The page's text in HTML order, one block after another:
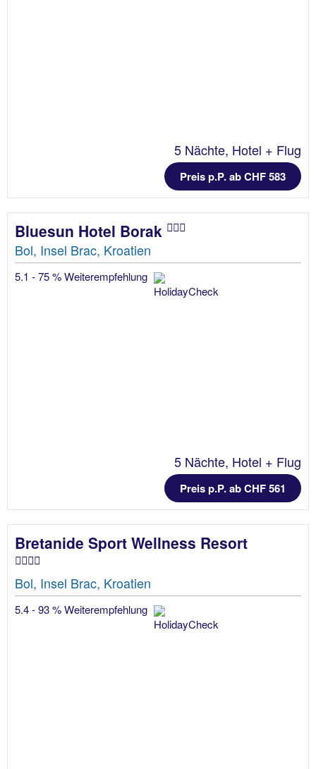
5 Nächte, Hotel + Flug
Preis p.P. ab CHF 583
Bluesun Hotel Borak
Bol, Insel Brac, Kroatien
5.1 - 75 % Weiterempfehlung
5 Nächte, Hotel + Flug
Preis p.P. ab CHF 561
Bretanide Sport Wellness Resort
Bol, Insel Brac, Kroatien
5.4 - 93 % Weiterempfehlung